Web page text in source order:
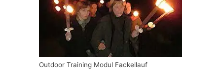
Outdoor Training Modul Fackellauf